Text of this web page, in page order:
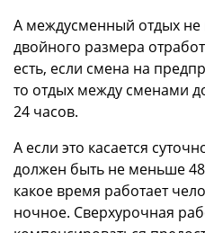
А междусменный отдых
двойного размера
есть, если смена на
то отдых между сменами
24 часов.
А если это касается
должен быть не меньше
какое время работает
ночное. Сверхурочная